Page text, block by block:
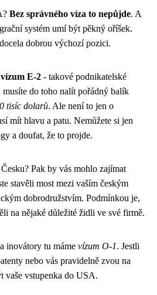
Bez správného víza to nepůjde. A
systém umí být pěkný oříšek.
dobrou výchozí pozici.
E-2 - takové podnikatelské
musíte do toho nalít pořádný balík
tisíc dolarů. Ale není to jen o
mít hlavu a patu. Nemůžete si jen
a doufat, že to projde.
Pak by vás mohlo zajímat
stavěli most mezi vaším českým
dobrodružstvím. Podmínkou je,
na nějaké důležité židli ve své firmě.
inovátory tu máme vízum O-1. Jestli
nebo vás pravidelně zvou na
vaše vstupenka do USA.